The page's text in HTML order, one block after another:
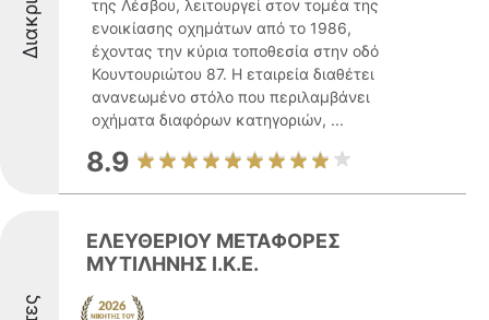
της Λέσβου, λειτουργεί στον τομέα της
ενοικίασης οχημάτων από το 1986,
έχοντας την κύρια τοποθεσία στην οδό
Κουντουριώτου 87. Η εταιρεία διαθέτει
ανανεωμένο στόλο που περιλαμβάνει
οχήματα διαφόρων κατηγοριών, ...
8.9
ΕΛΕΥΘΕΡΙΟΥ ΜΕΤΑΦΟΡΕΣ
ΜΥΤΙΛΗΝΗΣ Ι.Κ.Ε.